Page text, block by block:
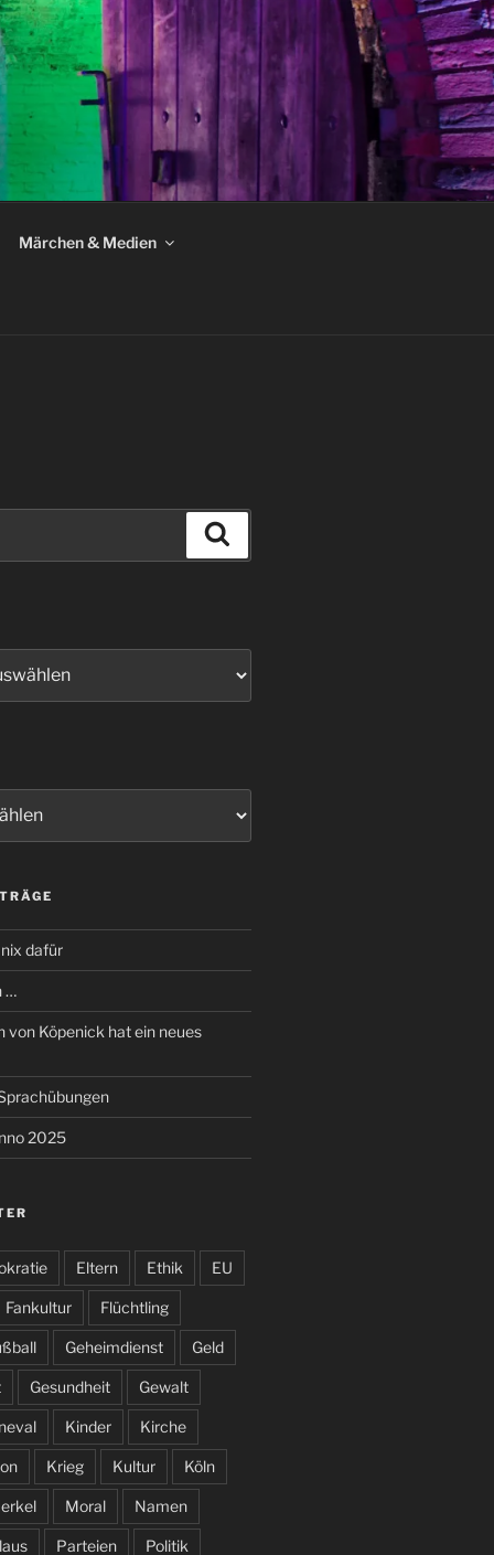
Märchen & Medien
dafür
…
von Köpenick hat ein neues
2025
Eltern Ethik EU
Fankultur Flüchtling
Geheimdienst Geld
Gesundheit Gewalt
Kinder Kirche
Krieg Kultur Köln
Moral Namen
Parteien Politik